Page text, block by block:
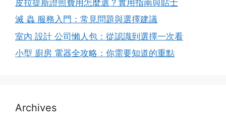
皮拉提斯證照費用怎麼選？實用指南與貼士
滅 蟲 服務入門：常見問題與選擇建議
室內 設計 公司懶人包：從認識到選擇一次看
小型 廚房 電器全攻略：你需要知道的重點
Archives